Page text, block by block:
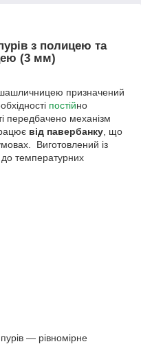
з полицею та
(3 мм)
призначений
постійно
передбачено механізм
від павербанку , що
Виготовлений із
температурних
— рівномірне